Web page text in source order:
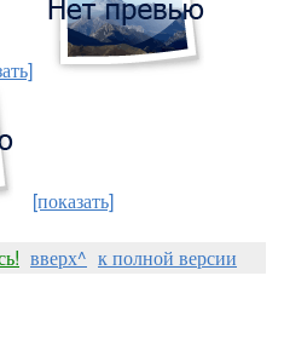
[показать]
вверх^ к полной версии